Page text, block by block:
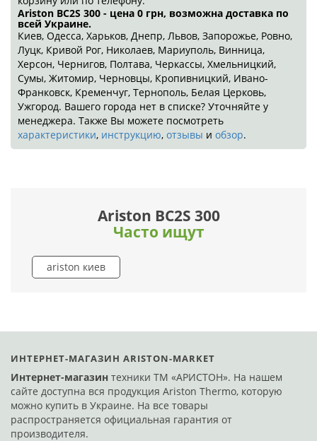
Ariston BC2S 300 - цена 0 грн, возможна доставка по
всей Украине.
Киев, Одесса, Харьков, Днепр, Львов, Запорожье, Ровно,
Луцк, Кривой Рог, Николаев, Мариуполь, Винница,
Херсон, Чернигов, Полтава, Черкассы, Хмельницкий,
Сумы, Житомир, Черновцы, Кропивницкий, Ивано-
Франковск, Кременчуг, Тернополь, Белая Церковь,
Ужгород. Вашего города нет в списке? Уточняйте у
менеджера. Также Вы можете посмотреть
характеристики, инструкцию, отзывы и обзор.
Ariston BC2S 300
Часто ищут
ariston киев
ИНТЕРНЕТ-МАГАЗИН ARISTON-MARKET
Интернет-магазин техники ТМ «АРИСТОН». На нашем
сайте доступна вся продукция Ariston Thermo, которую
можно купить в Украине. На все товары
распространяется официальная гарантия от
производителя.